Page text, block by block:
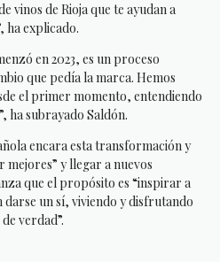
vinos de Rioja que te ayudan a
ha explicado.
en 2023, es un proceso
que pedía la marca. Hemos
el primer momento, entendiendo
ha subrayado Saldón.
encara esta transformación y
mejores” y llegar a nuevos
que el propósito es “inspirar a
darse un sí, viviendo y disfrutando
verdad”.